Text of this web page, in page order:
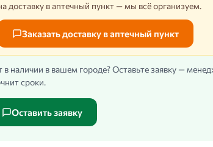
доставку в аптечный пункт — мы всё организуем.
Заказать доставку в аптечный пункт
в наличии в вашем городе? Оставьте заявку —
сроки.
Оставить заявку